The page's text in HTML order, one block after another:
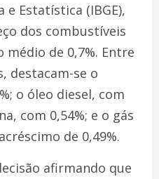
e Estatística (IBGE),
dos combustíveis
de 0,7%. Entre
destacam-se o
o óleo diesel, com
com 0,54%; e o gás
de 0,49%.
afirmando que